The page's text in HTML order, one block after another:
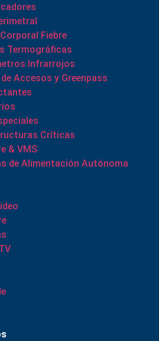
Fiebre
Termográficas
Infrarrojos
Accesos y Greenpass
Críticas
& VMS
de Alimentación Autónoma